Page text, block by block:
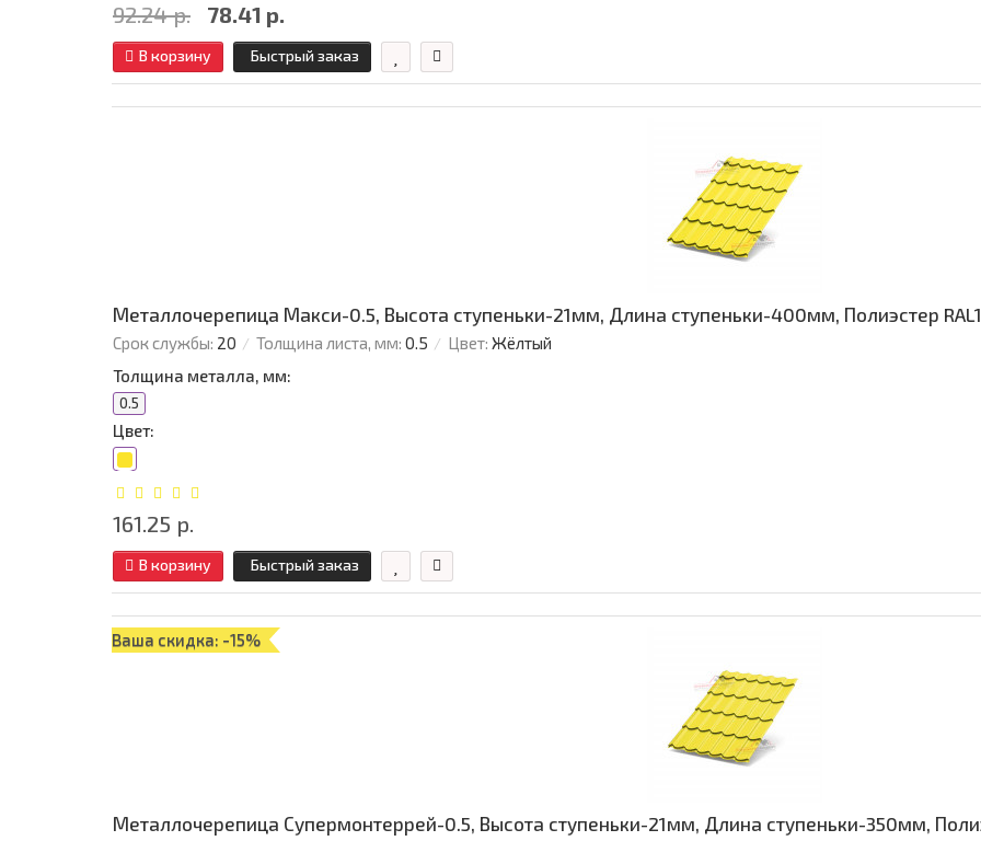
92.24 р. 78.41 р.
В корзину Быстрый заказ
Металлочерепица Макси-0.5, Высота ступеньки-21мм, Длина ступеньки-400мм, Полиэстер
Срок службы: 20 Толщина листа, мм: 0.5 Цвет: Жёлтый
Толщина металла, мм:
0.5
Цвет:
161.25 р.
В корзину Быстрый заказ
Ваша скидка: -15%
Металлочерепица Супермонтеррей-0.5, Высота ступеньки-21мм, Длина ступеньки-350мм,